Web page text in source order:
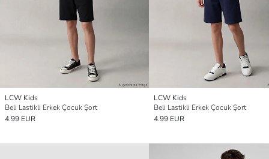
LCW Kids
Beli Lastikli Erkek Çocuk Şort
4.99 EUR
LCW Kids
Beli Lastikli Erkek Çocuk Şort
4.99 EUR